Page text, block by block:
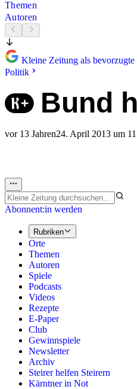
Themen
Autoren
Kleine Zeitung als
Politik
Bund
vor 13 Jahren24. April 2013 um
Abonnent:in werden
Rubriken
Orte
Themen
Autoren
Spiele
Podcasts
Videos
Rezepte
E-Paper
Club
Gewinnspiele
Newsletter
Archiv
Steirer helfen Steirern
Kärntner in Not